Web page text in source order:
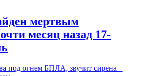
мертвым
месяц назад 17-